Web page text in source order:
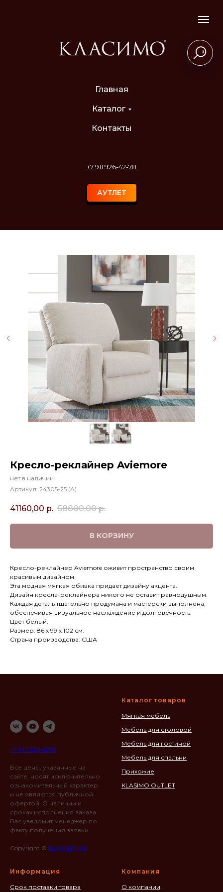
Главная
Каталог
Контакты
+7 911 926-42-78
АУТЛЕТ
Кресло-реклайнер Aviemore
нет в наличии
Артикул: 24305-25 (A)
41160,00 р. 58800,00 р.
В КОРЗИНУ
Кресло-реклайнер Aviemore оживит пространство своим
красивым дизайном.
Эта модная мягкая обивка придает дизайну акцента.
Дизайн кресла-реклайнера никого не оставит равнодушным.
Каждая деталь тщательно продумана и мастерски выполнена,
обеспечивая визуальное наслаждение и долговечность.
Цвет белый.
Размер: 86 х 99 х 102 см.
Страна производства: США
+7 812 926 4278
Все цены, указанные на
сайте, носят исключительно
ознакомительный характер
и не являются публичной
офертой. О наличии и
сроках исполнения заказа
Вас уведомит менеджер по
факту получения заявки.
Copyright © KLASIMO.RU
Каталог товаров
Мягкая мебель
Мебель для столовой
Мебель для гостиной
Мебель для спальни
Прихожие
KLASIMO OUTLET
Информация
Срок поставки товара
Компания
О компании